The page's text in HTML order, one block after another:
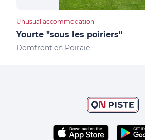
Unusual accommodation
Yourte "sous les poiriers"
Domfront en Poiraie